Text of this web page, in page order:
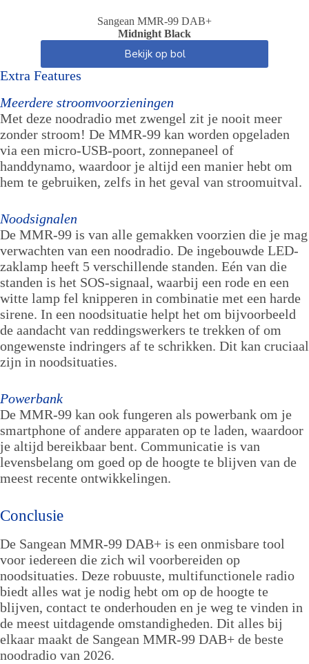
Sangean MMR-99 DAB+
Midnight Black
Bekijk op bol
Extra Features
Meerdere stroomvoorzieningen
Met deze noodradio met zwengel zit je nooit meer
zonder stroom! De MMR-99 kan worden opgeladen
via een micro-USB-poort, zonnepaneel of
handdynamo, waardoor je altijd een manier hebt om
hem te gebruiken, zelfs in het geval van stroomuitval.
Noodsignalen
De MMR-99 is van alle gemakken voorzien die je mag
verwachten van een noodradio. De ingebouwde LED-
zaklamp heeft 5 verschillende standen. Eén van die
standen is het SOS-signaal, waarbij een rode en een
witte lamp fel knipperen in combinatie met een harde
sirene. In een noodsituatie helpt het om bijvoorbeeld
de aandacht van reddingswerkers te trekken of om
ongewenste indringers af te schrikken. Dit kan cruciaal
zijn in noodsituaties.
Powerbank
De MMR-99 kan ook fungeren als powerbank om je
smartphone of andere apparaten op te laden, waardoor
je altijd bereikbaar bent. Communicatie is van
levensbelang om goed op de hoogte te blijven van de
meest recente ontwikkelingen.
Conclusie
De Sangean MMR-99 DAB+ is een onmisbare tool
voor iedereen die zich wil voorbereiden op
noodsituaties. Deze robuuste, multifunctionele radio
biedt alles wat je nodig hebt om op de hoogte te
blijven, contact te onderhouden en je weg te vinden in
de meest uitdagende omstandigheden. Dit alles bij
elkaar maakt de Sangean MMR-99 DAB+ de beste
noodradio van 2026.